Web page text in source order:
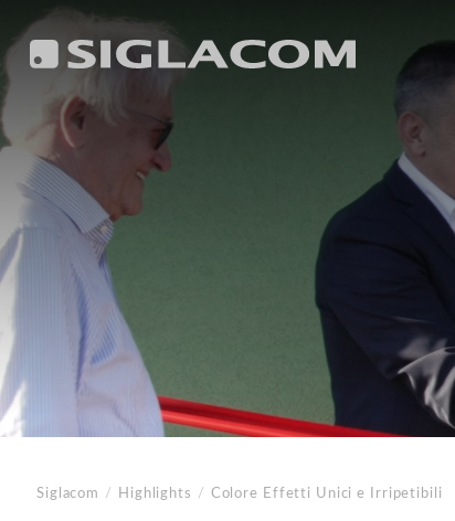
Siglacom / Highlights / Colore Effetti Unici e Irripetibili